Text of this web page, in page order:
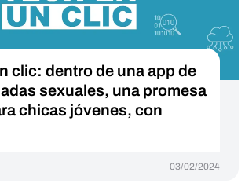
clic: dentro de una app de
sexuales, una promesa
chicas jóvenes, con
03/02/2024